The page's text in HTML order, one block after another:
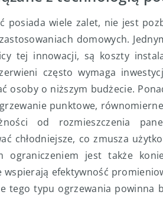
posiada wiele zalet, nie jest
domowych.
tej innowacji, są koszty
często wymaga
osoby o niższym budżecie.
punktowe,
od rozmieszczenia
chłodniejsze, co zmusza
ograniczeniem jest także
efektywność
tego typu ogrzewania powinna